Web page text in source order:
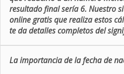
resultado final sería 6. Nuestro
online gratis que realiza estos
te da detalles completos del
La importancia de la fecha de